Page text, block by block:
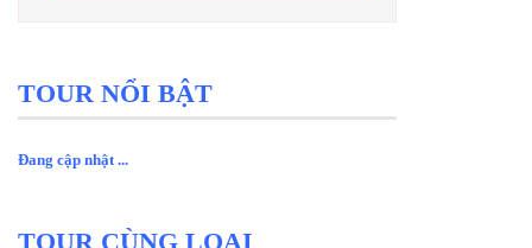
TOUR NỔI BẬT
Đang cập nhật ...
TOUR CÙNG LOẠI